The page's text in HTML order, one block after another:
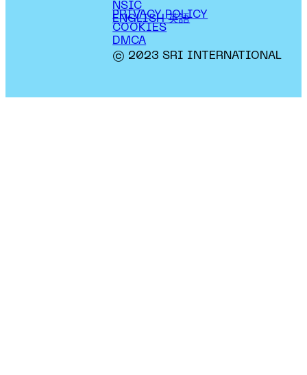
NSIC
ENGLISH 英語
PRIVACY POLICY
COOKIES
DMCA
© 2023 SRI INTERNATIONAL